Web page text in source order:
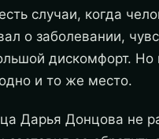
случаи, когда
о заболевании,
дискомфорт. Но
и то же место.
Дарья Донцова не